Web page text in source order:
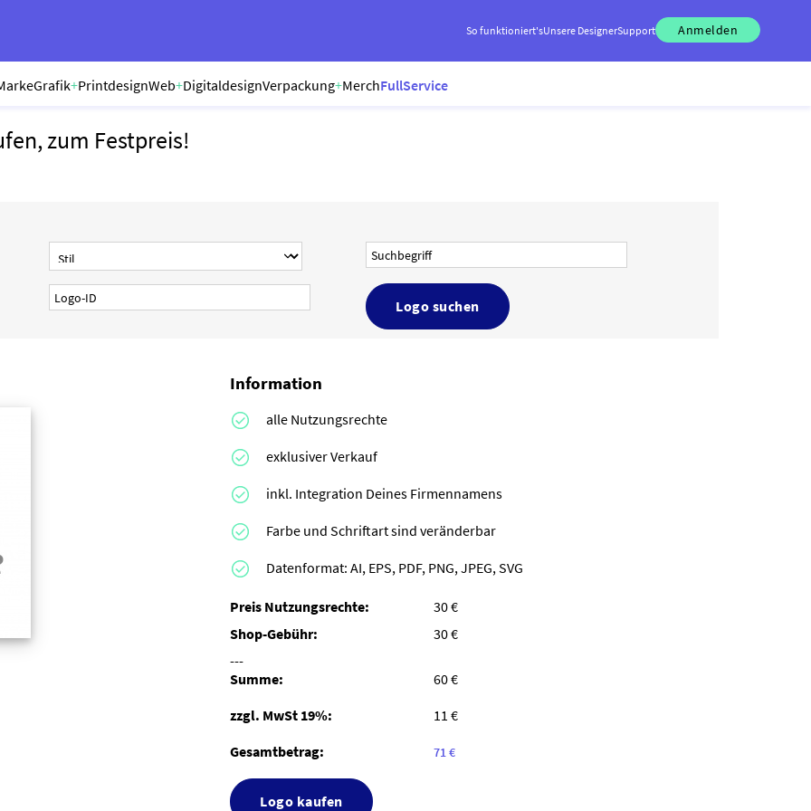
So funktioniert'sUnsere DesignerSupport Anmelden
Grafik+PrintdesignWeb+DigitaldesignVerpackung+MerchFullService
zum Festpreis!
Logo suchen
Information
alle Nutzungsrechte
exklusiver Verkauf
inkl. Integration Deines Firmennamens
Farbe und Schriftart sind veränderbar
Datenformat: AI, EPS, PDF, PNG, JPEG, SVG
Preis Nutzungsrechte:
30 €
Shop-Gebühr:
30 €
---
Summe:
60 €
zzgl. MwSt 19%:
11 €
Gesamtbetrag:
71 €
Logo kaufen